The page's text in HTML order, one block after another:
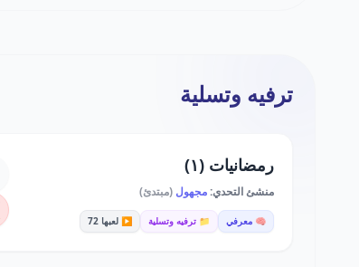
ترفيه وتسلية
رمضانيات (١)
منشئ التحدي:مجهول (مبتدئ)
🧠 معرفي 📁 ترفيه وتسلية ▶️ لعبها 72